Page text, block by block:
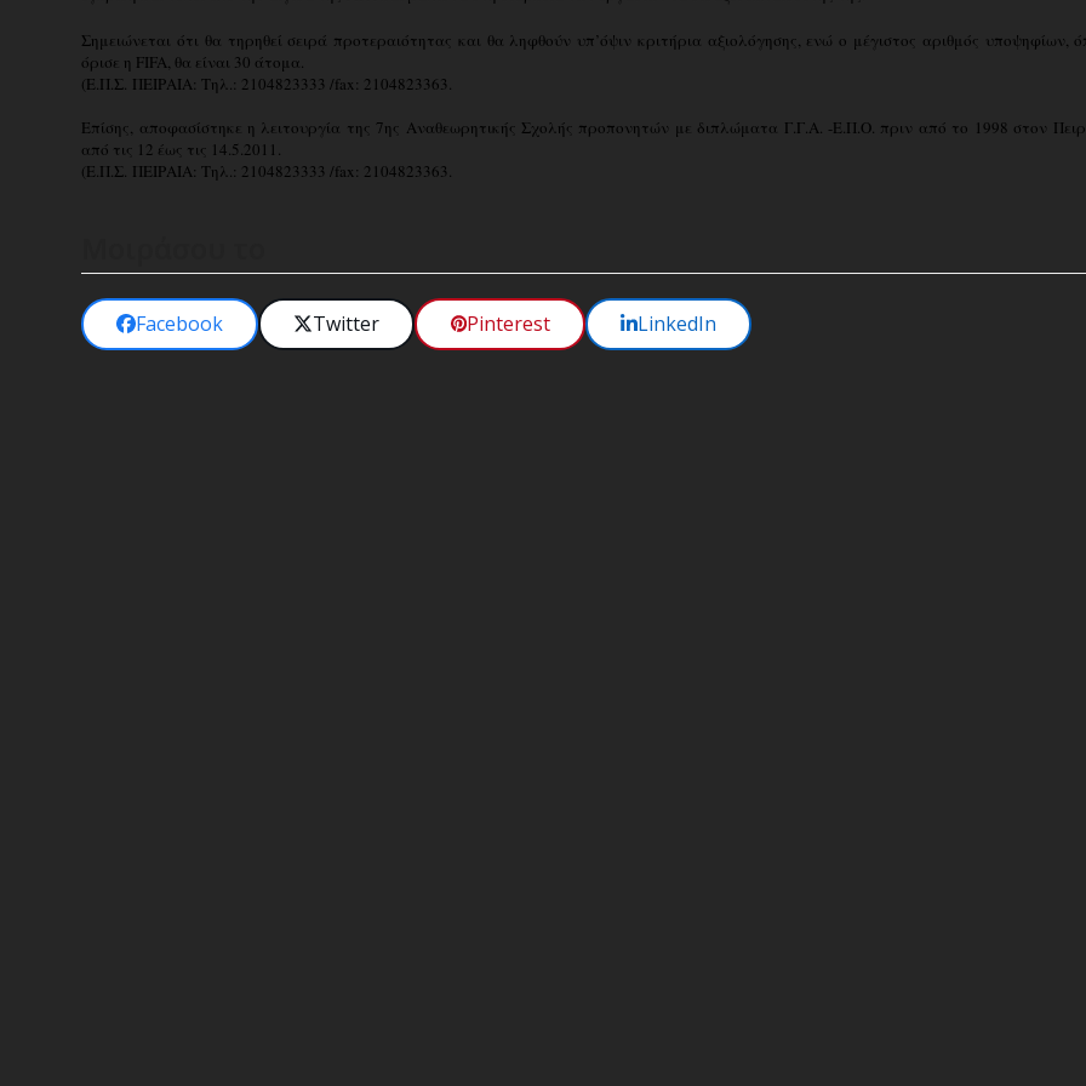
Σημειώνεται ότι θα τηρηθεί σειρά προτεραιότητας και θα ληφθούν υπ’όψιν κριτήρια αξιολόγησης, ενώ ο μέγιστος αριθμός υποψηφίων,
όρισε η FIFA, θα είναι 30 άτομα.
(Ε.Π.Σ. ΠΕΙΡΑΙΑ: Τηλ.: 2104823333 /fax: 2104823363.
Επίσης, αποφασίστηκε η λειτουργία της 7ης Αναθεωρητικής Σχολής προπονητών με διπλώματα Γ.Γ.Α. -Ε.Π.Ο. πριν από το 1998 στον
από τις 12 έως τις 14.5.2011.
(Ε.Π.Σ. ΠΕΙΡΑΙΑ: Τηλ.: 2104823333 /fax: 2104823363.
Facebook Twitter Pinterest LinkedIn